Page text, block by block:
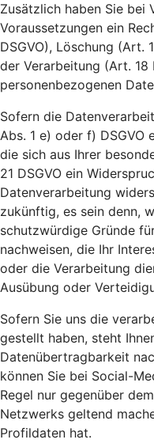
Zusätzlich haben Sie bei
Voraussetzungen ein
DSGVO), Löschung (Art.
der Verarbeitung (Art. 18
personenbezogenen
Sofern die
Abs. 1 e) oder f) DSGVO
die sich aus Ihrer
21 DSGVO ein
Datenverarbeitung
zukünftig, es sein denn,
schutzwürdige Gründe
nachweisen, die Ihr
oder die Verarbeitung
Ausübung oder
Sofern Sie uns die
gestellt haben, steht
Datenübertragbarkeit
können Sie bei Social-
Regel nur gegenüber
Netzwerks geltend
Profildaten hat.